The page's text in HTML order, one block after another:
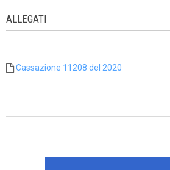
ALLEGATI
Cassazione 11208 del 2020